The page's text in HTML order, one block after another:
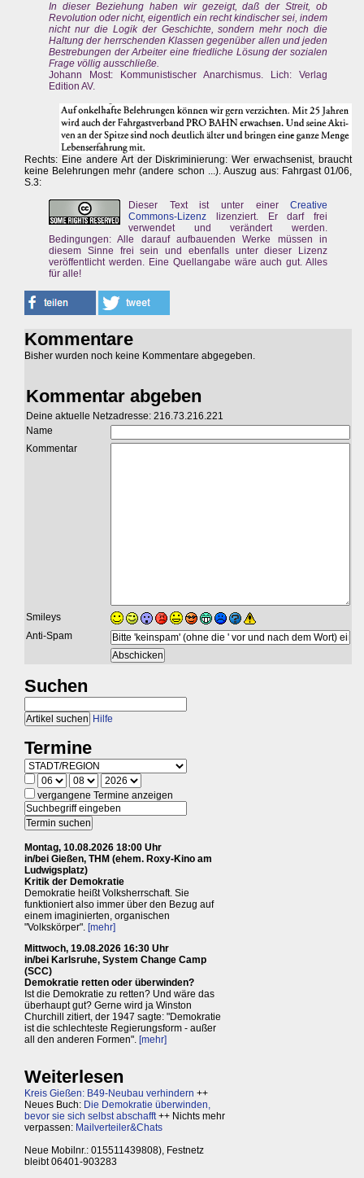
In dieser Beziehung haben wir gezeigt, daß der Streit, ob
Revolution oder nicht, eigentlich ein recht kindischer sei, indem
nicht nur die Logik der Geschichte, sondern mehr noch die
Haltung der herrschenden Klassen gegenüber allen und jeden
Bestrebungen der Arbeiter eine friedliche Lösung der sozialen
Frage völlig ausschließe.
Johann Most: Kommunistischer Anarchismus. Lich: Verlag
Edition AV.
Rechts: Eine andere Art der Diskriminierung: Wer erwachsenist, braucht
keine Belehrungen mehr (andere schon ...). Auszug aus: Fahrgast 01/06,
S.3:
Dieser Text ist unter einerCreative
Commons-Lizenz lizenziert. Er darf frei
verwendet und verändert werden.
Bedingungen: Alle darauf aufbauenden Werke müssen in
diesem Sinne frei sein und ebenfalls unter dieser Lizenz
veröffentlicht werden. Eine Quellangabe wäre auch gut. Alles
für alle!
Kommentare
Bisher wurden noch keine Kommentare abgegeben.
Kommentar abgeben
Deine aktuelle Netzadresse: 216.73.216.221
Name
Kommentar
Smileys
Anti-Spam
Suchen
Hilfe
Termine
vergangene Termine anzeigen
Montag, 10.08.2026 18:00 Uhr
in/bei Gießen, THM (ehem. Roxy-Kino am
Ludwigsplatz)
Kritik der Demokratie
Demokratie heißt Volksherrschaft. Sie
funktioniert also immer über den Bezug auf
einem imaginierten, organischen
"Volkskörper". [mehr]
Mittwoch, 19.08.2026 16:30 Uhr
in/bei Karlsruhe, System Change Camp
(SCC)
Demokratie retten oder überwinden?
Ist die Demokratie zu retten? Und wäre das
überhaupt gut? Gerne wird ja Winston
Churchill zitiert, der 1947 sagte: "Demokratie
ist die schlechteste Regierungsform - außer
all den anderen Formen". [mehr]
Weiterlesen
Kreis Gießen: B49-Neubau verhindern ++
Neues Buch: Die Demokratie überwinden,
bevor sie sich selbst abschafft++ Nichts mehr
verpassen: Mailverteiler&Chats
Neue Mobilnr.: 015511439808), Festnetz
bleibt 06401-903283